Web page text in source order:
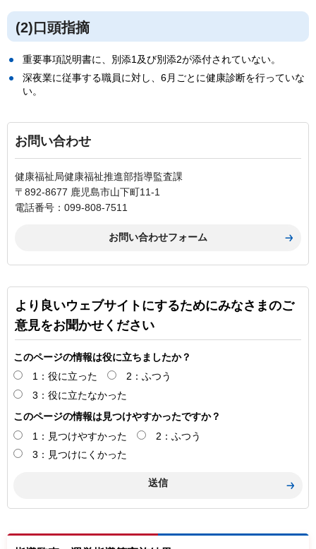
(2)口頭指摘
重要事項説明書に、別添1及び別添2が添付されていない。
深夜業に従事する職員に対し、6月ごとに健康診断を行っていな
い。
お問い合わせ
健康福祉局健康福祉推進部指導監査課
〒892-8677 鹿児島市山下町11-1
電話番号：099-808-7511
より良いウェブサイトにするためにみなさまのご
意見をお聞かせください
このページの情報は役に立ちましたか？
1：役に立った
2：ふつう
3：役に立たなかった
このページの情報は見つけやすかったですか？
1：見つけやすかった
2：ふつう
3：見つけにくかった